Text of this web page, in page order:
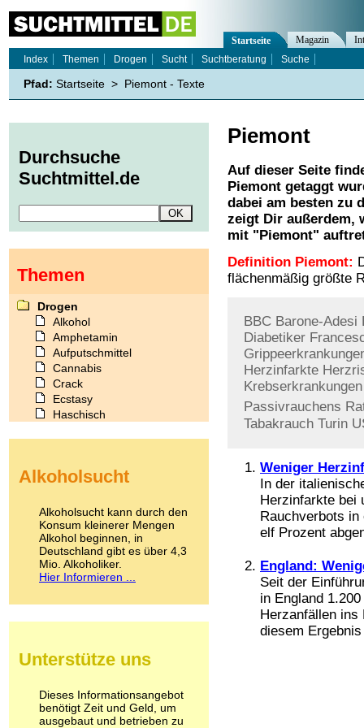
Piemont
Auf dieser Seite
Piemont getaggt
dabei am besten zu
zeigt Dir außerdem,
mit " Piemont"
Definition Piemont:
flächenmäßig größte
BBC Barone-Adesi
Diabetiker
Herzinfarkte
Krebserkrankungen
Passivrauchens
Tabakrauch Turin
Weniger
In der
Herzinfarkte bei
Rauchverbots in
elf Prozent
England:
Seit der
in England
Herzanfällen ins
diesem
Startseite Magazin
Index
Themen Drogen Sucht Suchtberatung Suche
Pfad: Startseite > Piemont - Texte
Durchsuche
Suchtmittel.de
Themen
Drogen
Alkohol
Amphetamin
Aufputschmittel
Cannabis
Crack
Ecstasy
Haschisch
Kokain
LSD
Marihuana
Medikamente
Meskalin
Metamphetamin
Methadon
Pilze
Psychopharmaka
Schlafmittel
Schmerzmittel
Alkoholsucht
Alkoholsucht kann durch den
Konsum kleinerer Mengen
Alkohol beginnen, in
Deutschland gibt es über 4,3
Mio. Alkoholiker.
Hier Informieren ...
Unterstütze uns
Dieses Informationsangebot
benötigt Zeit und Geld, um
ausgebaut und betrieben zu